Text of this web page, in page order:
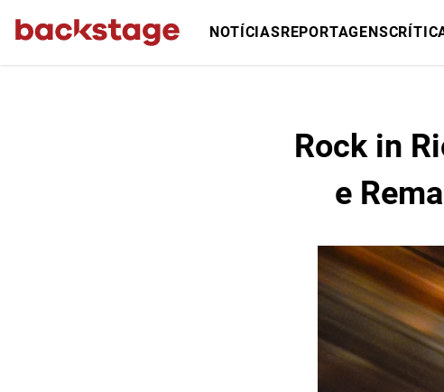
NOTÍCIASREPORTAGENS
Rock in
e